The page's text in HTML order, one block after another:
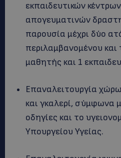
εκπαιδευτικών
απογευματινών
παρουσία μέχρι δύο
περιλαμβανομένου και
μαθητής και 1
Επαναλειτουργία
και γκαλερί, σύμφωνα
οδηγίες και το
Υπουργείου Υγείας.